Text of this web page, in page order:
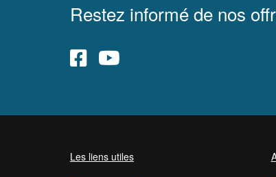
Restez informé de nos
Les liens utiles